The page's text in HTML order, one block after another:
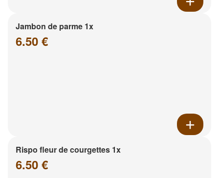
Jambon de parme 1x
6.50 €
Rispo fleur de courgettes 1x
6.50 €